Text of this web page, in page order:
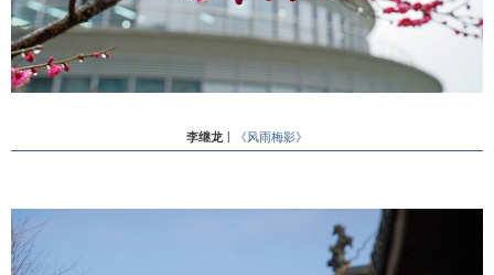
李继龙 《风雨梅影》